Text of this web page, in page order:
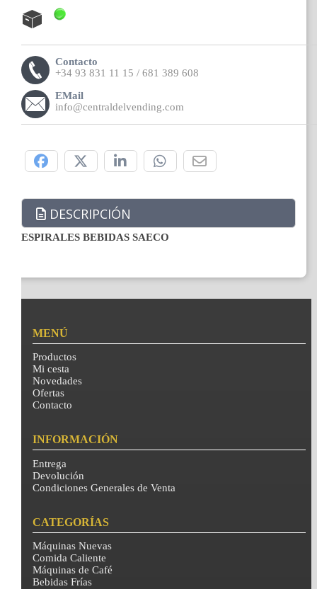
Contacto
+34 93 831 11 15 / 681 389 608
EMail
info@centraldelvending.com
DESCRIPCIÓN
ESPIRALES BEBIDAS SAECO
MENÚ
Productos
Mi cesta
Novedades
Ofertas
Contacto
INFORMACIÓN
Entrega
Devolución
Condiciones Generales de Venta
CATEGORÍAS
Máquinas Nuevas
Comida Caliente
Máquinas de Café
Bebidas Frías